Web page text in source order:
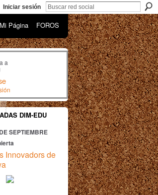
Iniciar sesión
Mi Página FOROS
a
DIM-EDU
DE SEPTIEMBRE
Innovadors de